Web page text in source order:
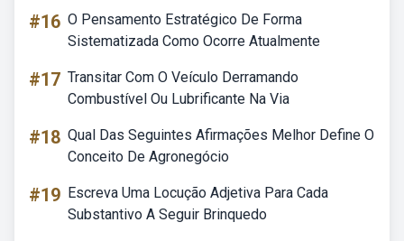
#16 O Pensamento Estratégico De Forma
Sistematizada Como Ocorre Atualmente
#17 Transitar Com O Veículo Derramando
Combustível Ou Lubrificante Na Via
#18 Qual Das Seguintes Afirmações Melhor Define O
Conceito De Agronegócio
#19 Escreva Uma Locução Adjetiva Para Cada
Substantivo A Seguir Brinquedo